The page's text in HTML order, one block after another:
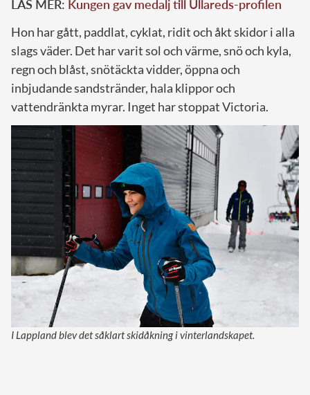
LÄS MER: Kungen gav medalj till Ullareds-profilen
Hon har gått, paddlat, cyklat, ridit och åkt skidor i alla
slags väder. Det har varit sol och värme, snö och kyla,
regn och blåst, snötäckta vidder, öppna och
inbjudande sandstränder, hala klippor och
vattendränkta myrar. Inget har stoppat Victoria.
I Lappland blev det såklart skidåkning i vinterlandskapet.